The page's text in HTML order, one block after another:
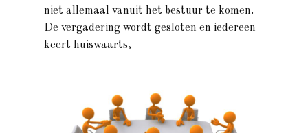
niet allemaal vanuit het bestuur te komen.
De vergadering wordt gesloten en iedereen
keert huiswaarts,